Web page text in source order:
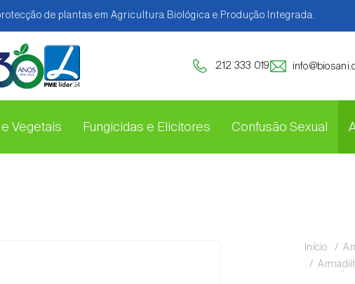
de plantas em Agricultura Biológica e Produção Integrada.
212 333 019
Vegetais Fungicidas e Elicitores Confusão Sexual
Início